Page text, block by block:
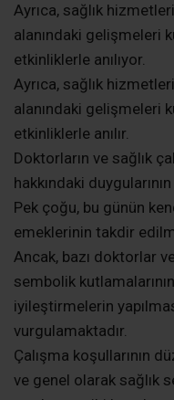
Ayrıca, sağlık
alanındaki gelişmeleri
etkinliklerle anılıyor.
Ayrıca, sağlık
alanındaki gelişmeleri
etkinliklerle anılır.
Doktorların ve sağlık
hakkındaki
Pek çoğu, bu günün
emeklerinin takdir
Ancak, bazı doktorlar
sembolik
iyileştirmelerin
vurgulamaktadır.
Çalışma koşullarının
ve genel olarak sağlık